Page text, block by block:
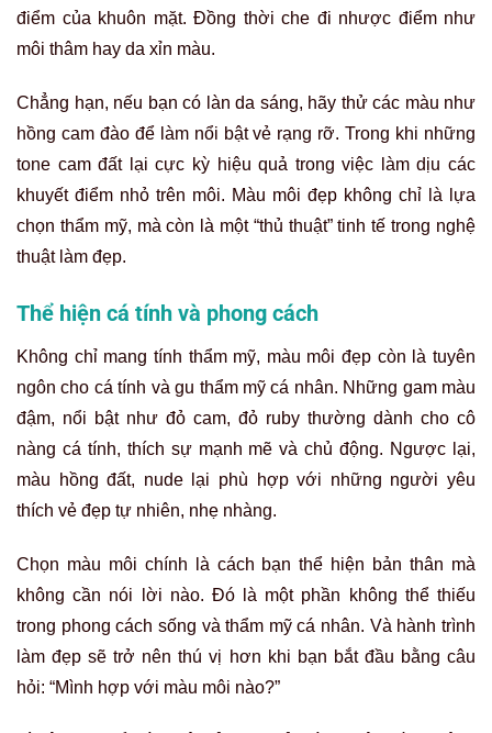
điểm của khuôn mặt. Đồng thời che đi nhược điểm như
môi thâm hay da xỉn màu.
Chẳng hạn, nếu bạn có làn da sáng, hãy thử các màu như
hồng cam đào để làm nổi bật vẻ rạng rỡ. Trong khi những
tone cam đất lại cực kỳ hiệu quả trong việc làm dịu các
khuyết điểm nhỏ trên môi. Màu môi đẹp không chỉ là lựa
chọn thẩm mỹ, mà còn là một “thủ thuật” tinh tế trong nghệ
thuật làm đẹp.
Thể hiện cá tính và phong cách
Không chỉ mang tính thẩm mỹ, màu môi đẹp còn là tuyên
ngôn cho cá tính và gu thẩm mỹ cá nhân. Những gam màu
đậm, nổi bật như đỏ cam, đỏ ruby thường dành cho cô
nàng cá tính, thích sự mạnh mẽ và chủ động. Ngược lại,
màu hồng đất, nude lại phù hợp với những người yêu
thích vẻ đẹp tự nhiên, nhẹ nhàng.
Chọn màu môi chính là cách bạn thể hiện bản thân mà
không cần nói lời nào. Đó là một phần không thể thiếu
trong phong cách sống và thẩm mỹ cá nhân. Và hành trình
làm đẹp sẽ trở nên thú vị hơn khi bạn bắt đầu bằng câu
hỏi: “Mình hợp với màu môi nào?”